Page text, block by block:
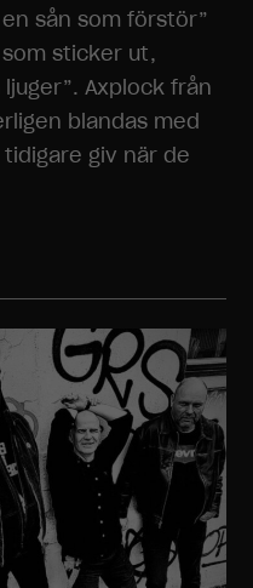
en sån som förstör”
sticker ut,
Axplock från
blandas med
giv när de